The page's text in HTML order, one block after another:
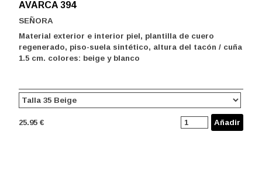
AVARCA 394
SEÑORA
Material exterior e interior piel, plantilla de cuero
regenerado, piso-suela sintético, altura del tacón / cuña
1.5 cm. colores: beige y blanco
25.95 € Añadir